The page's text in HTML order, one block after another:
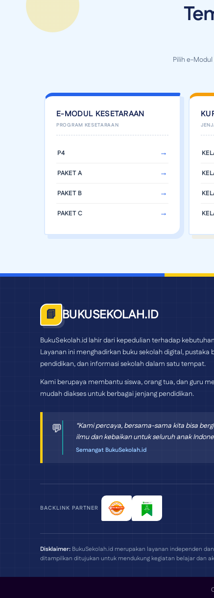
Pilih e-
E-MODUL KESETARAAN
P4
PAKET A
PAKET B
PAKET C
📘 BUKUSEKOLAH.ID
BukuSekolah.id lahir dari kepedulian terhadap
Layanan ini menghadirkan buku sekolah digital, pustaka
pendidikan, dan informasi sekolah dalam satu tempat.
Kami berupaya membantu siswa, orang tua, dan guru
mudah diakses untuk berbagai jenjang pendidikan.
💬
“Kami percaya, bersama-sama kita bisa
ilmu dan kebaikan untuk seluruh anak
Semangat BukuSekolah.id
BACKLINK PARTNER
Disklaimer: BukuSekolah.id merupakan layanan independen
ditampilkan ditujukan untuk mendukung kegiatan belajar dan